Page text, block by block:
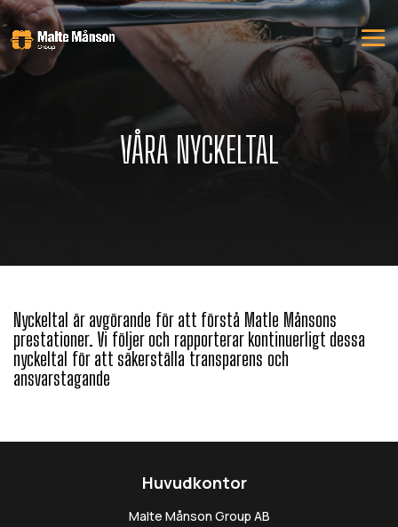
VÅRA NYCKELTAL
Nyckeltal är avgörande för att förstå Matle Månsons
prestationer. Vi följer och rapporterar kontinuerligt dessa
nyckeltal för att säkerställa transparens och
ansvarstagande
Huvudkontor
Malte Månson Group AB